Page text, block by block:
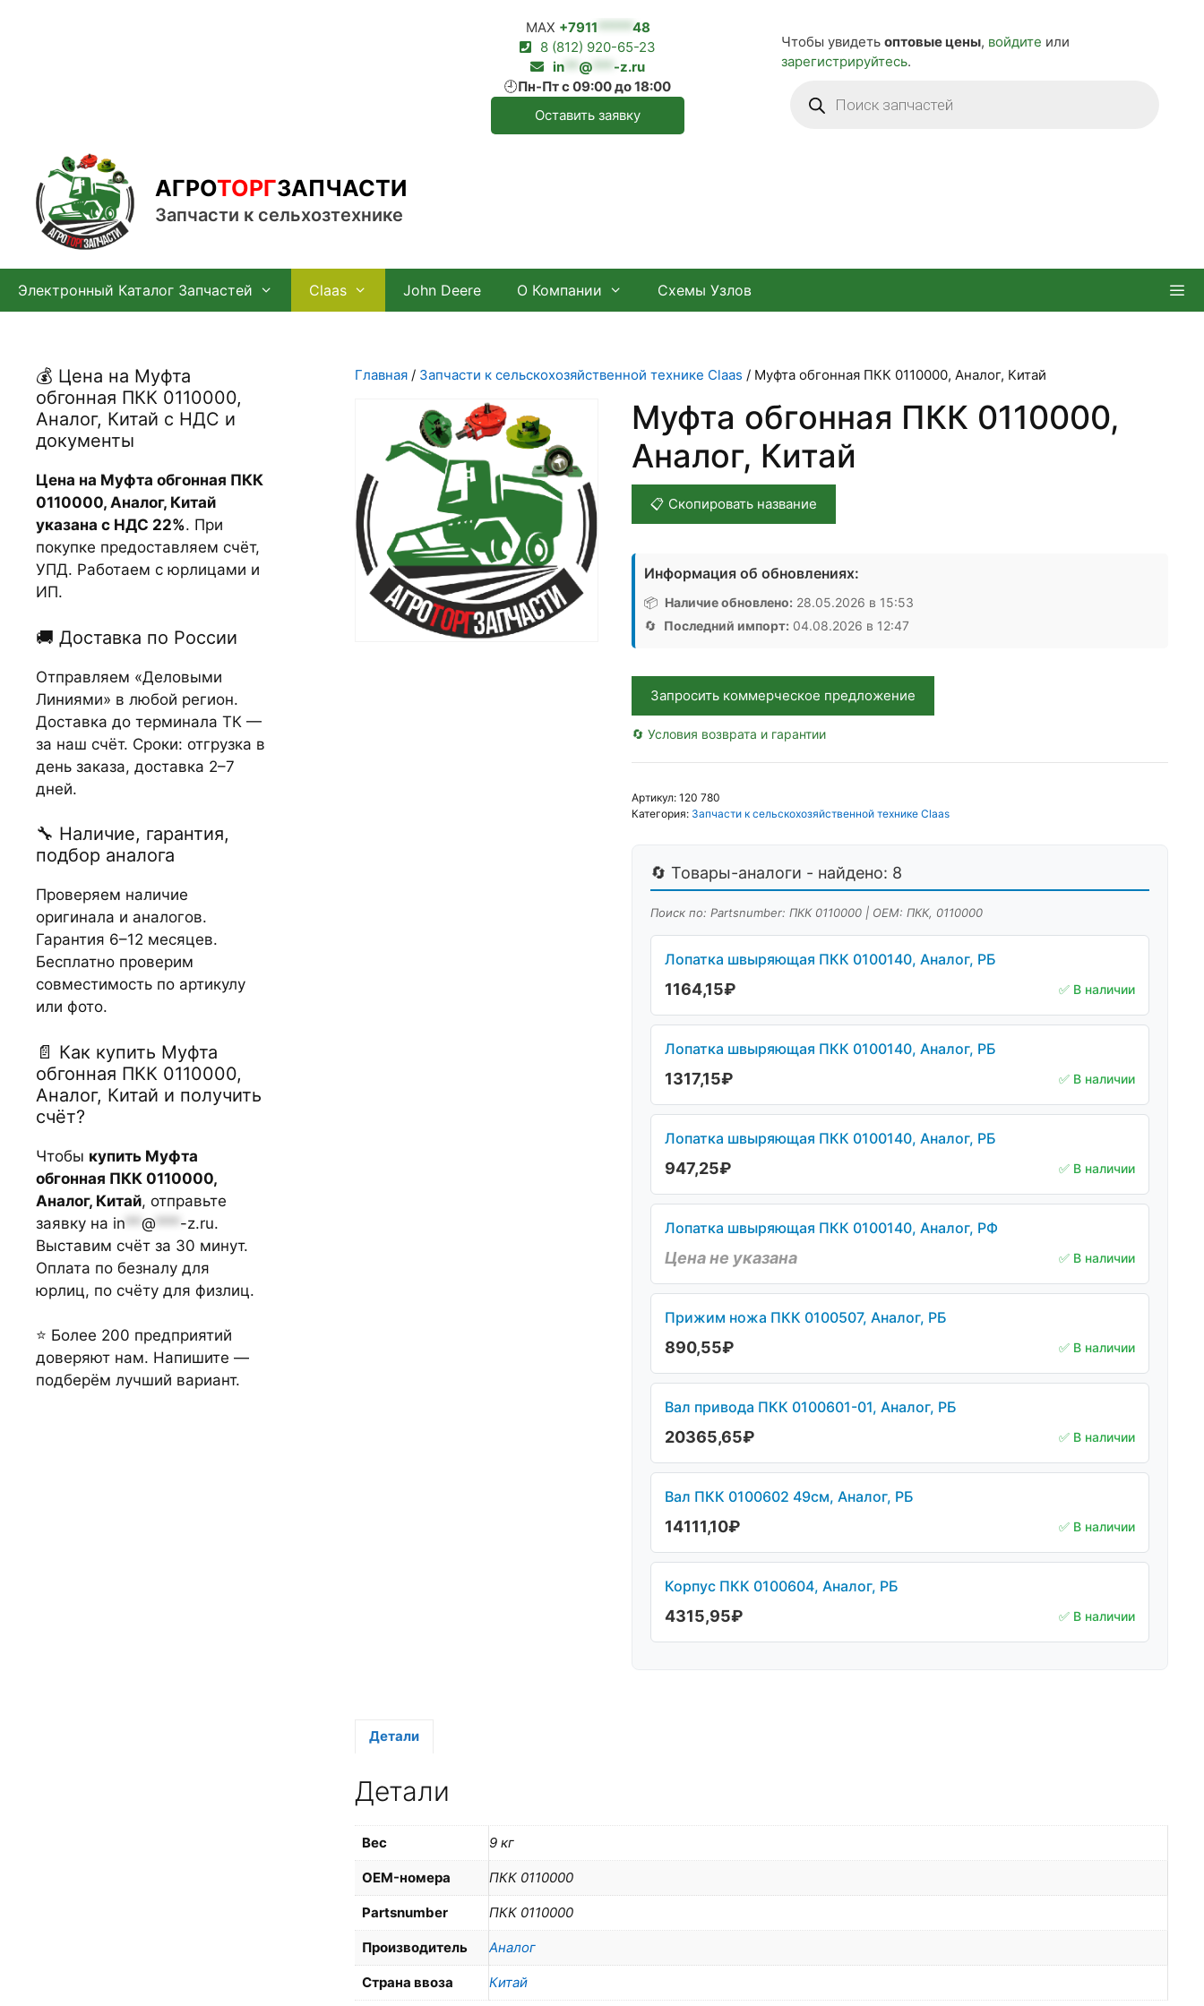
MAX +7911 *****48
8 (812) 920-65-23
in ** @ *** -z.ru
🕘Пн-Пт с 09:00 до 18:00
Оставить заявку
Чтобы увидеть оптовые цены, войдите или
зарегистрируйтесь.
товаров
АГРОТОРГЗАПЧАСТИ
Запчасти к сельхозтехнике
Электронный Каталог Запчастей Claas John Deere О Компании Схемы Узлов
Главная / Запчасти к сельскохозяйственной технике Claas / Муфта обгонная ПКК 0110000, Аналог, Китай
Муфта обгонная ПКК 0110000,
Аналог, Китай
📋 Скопировать название
Информация об обновлениях:
📦 Наличие обновлено: 28.05.2026 в 15:53
🔄 Последний импорт: 04.08.2026 в 12:47
Запросить коммерческое предложение
🔄 Условия возврата и гарантии
Артикул: 120 780
Категория: Запчасти к сельскохозяйственной технике Claas
🔄 Товары-аналоги - найдено: 8
Поиск по: Partsnumber: ПКК 0110000 | OEM: ПКК, 0110000
Лопатка швыряющая ПКК 0100140, Аналог, РБ
1164,15₽ ✅ В наличии
Лопатка швыряющая ПКК 0100140, Аналог, РБ
1317,15₽ ✅ В наличии
Лопатка швыряющая ПКК 0100140, Аналог, РБ
947,25₽ ✅ В наличии
Лопатка швыряющая ПКК 0100140, Аналог, РФ
Цена не указана ✅ В наличии
Прижим ножа ПКК 0100507, Аналог, РБ
890,55₽ ✅ В наличии
Вал привода ПКК 0100601-01, Аналог, РБ
20365,65₽ ✅ В наличии
Вал ПКК 0100602 49см, Аналог, РБ
14111,10₽ ✅ В наличии
Корпус ПКК 0100604, Аналог, РБ
4315,95₽ ✅ В наличии
Детали
Детали
Вес 9 кг
OEM-номера ПКК 0110000
Partsnumber ПКК 0110000
Производитель Аналог
Страна ввоза Китай
💰 Цена на Муфта
обгонная ПКК 0110000,
Аналог, Китай с НДС и
документы
Цена на Муфта обгонная ПКК
0110000, Аналог, Китай
указана с НДС 22%. При
покупке предоставляем счёт,
УПД. Работаем с юрлицами и
ИП.
🚚 Доставка по России
Отправляем «Деловыми
Линиями» в любой регион.
Доставка до терминала ТК —
за наш счёт. Сроки: отгрузка в
день заказа, доставка 2–7
дней.
🔧 Наличие, гарантия,
подбор аналога
Проверяем наличие
оригинала и аналогов.
Гарантия 6–12 месяцев.
Бесплатно проверим
совместимость по артикулу
или фото.
📄 Как купить Муфта
обгонная ПКК 0110000,
Аналог, Китай и получить
счёт?
Чтобы купить Муфта
обгонная ПКК 0110000,
Аналог, Китай, отправьте
заявку на in ** @ *** -z.ru.
Выставим счёт за 30 минут.
Оплата по безналу для
юрлиц, по счёту для физлиц.
⭐ Более 200 предприятий
доверяют нам. Напишите —
подберём лучший вариант.